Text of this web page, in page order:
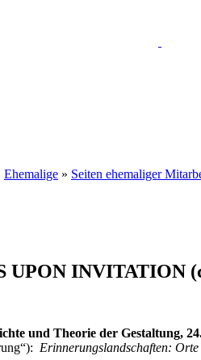
Ehemalige » Seiten ehemaliger
UPON INVITATION
und Theorie der Gestaltung,
Erinnerungslandschaften: